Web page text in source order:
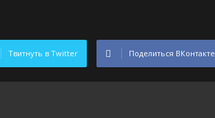
Твитнуть в Twitter Поделиться ВКонтакте